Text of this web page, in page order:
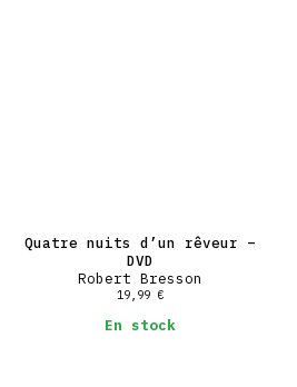
Quatre nuits d’un rêveur –
DVD
Robert Bresson
19,99 €
En stock